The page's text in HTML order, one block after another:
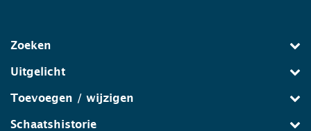
Zoeken
Uitgelicht
Toevoegen / wijzigen
Schaatshistorie